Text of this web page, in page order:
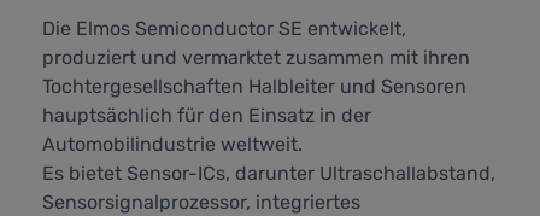
Die Elmos Semiconductor SE entwickelt,
produziert und vermarktet zusammen mit ihren
Tochtergesellschaften Halbleiter und Sensoren
hauptsächlich für den Einsatz in der
Automobilindustrie weltweit.
Es bietet Sensor-ICs, darunter Ultraschallabstand,
Sensorsignalprozessor, integriertes